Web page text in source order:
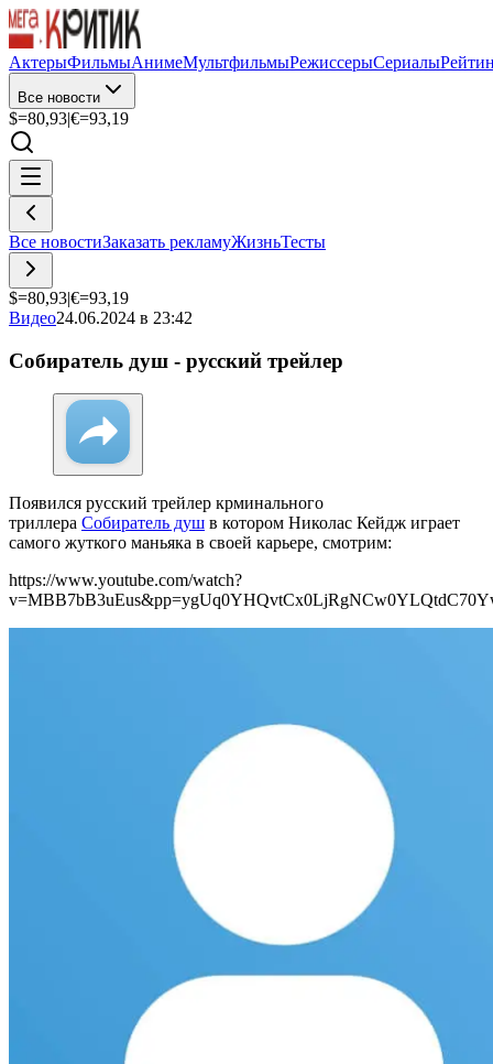
АктерыФильмыАнимеМультфильмыРежиссерыСериалы
Все новости
$=80,93|€=93,19
Все новостиЗаказать рекламуЖизньТесты
$=80,93|€=93,19
Видео24.06.2024 в 23:42
Собиратель душ - русский трейлер
Появился русский трейлер крминального
триллера Собиратель душ в котором Николас Кейдж играет
самого жуткого маньяка в своей карьере, смотрим:
https://www.youtube.com/watch?